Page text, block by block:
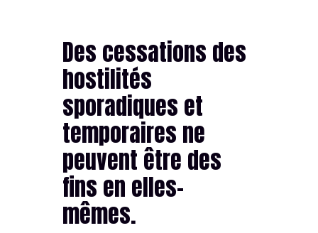
Des cessations des
hostilités
sporadiques et
temporaires ne
peuvent être des
fins en elles-
mêmes.